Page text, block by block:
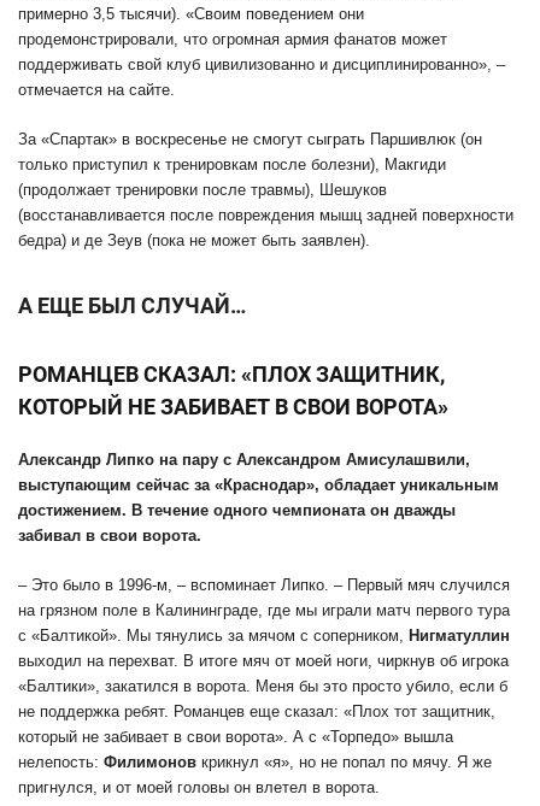
примерно 3,5 тысячи). «Своим поведением они
продемонстрировали, что огромная армия фанатов может
поддерживать свой клуб цивилизованно и дисциплинированно», –
отмечается на сайте.
За «Спартак» в воскресенье не смогут сыграть Паршивлюк (он
только приступил к тренировкам после болезни), Макгиди
(продолжает тренировки после травмы), Шешуков
(восстанавливается после повреждения мышц задней поверхности
бедра) и де Зеув (пока не может быть заявлен).
А ЕЩЕ БЫЛ СЛУЧАЙ…
РОМАНЦЕВ СКАЗАЛ: «ПЛОХ ЗАЩИТНИК,
КОТОРЫЙ НЕ ЗАБИВАЕТ В СВОИ ВОРОТА»
Александр Липко на пару с Александром Амисулашвили,
выступающим сейчас за «Краснодар», обладает уникальным
достижением. В течение одного чемпионата он дважды
забивал в свои ворота.
– Это было в 1996-м, – вспоминает Липко. – Первый мяч случился
на грязном поле в Калининграде, где мы играли матч первого тура
с «Балтикой». Мы тянулись за мячом с соперником, Нигматуллин
выходил на перехват. В итоге мяч от моей ноги, чиркнув об игрока
«Балтики», закатился в ворота. Меня бы это просто убило, если б
не поддержка ребят. Романцев еще сказал: «Плох тот защитник,
который не забивает в свои ворота». А с «Торпедо» вышла
нелепость: Филимонов крикнул «я», но не попал по мячу. Я же
пригнулся, и от моей головы он влетел в ворота.